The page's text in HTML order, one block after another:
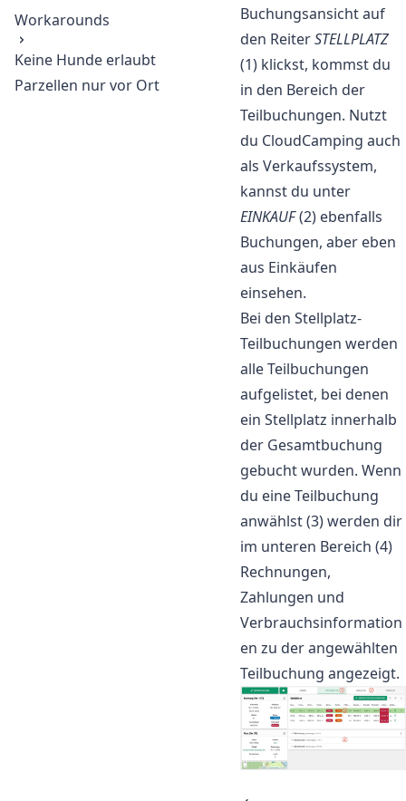
Workarounds
Keine Hunde erlaubt
Parzellen nur vor Ort
Buchungsansicht auf
den ReiterSTELLPLATZ
(1) klickst, kommst du
in den Bereich der
Teilbuchungen. Nutzt
du CloudCamping auch
als Verkaufssystem,
kannst du unter
EINKAUF(2) ebenfalls
Buchungen, aber eben
aus Einkäufen
einsehen.
Bei den Stellplatz-
Teilbuchungen werden
alle Teilbuchungen
aufgelistet, bei denen
ein Stellplatz innerhalb
der Gesamtbuchung
gebucht wurden. Wenn
du eine Teilbuchung
anwählst (3) werden dir
im unteren Bereich (4)
Rechnungen,
Zahlungen und
Verbrauchsinformation
en zu der angewählten
Teilbuchung angezeigt.